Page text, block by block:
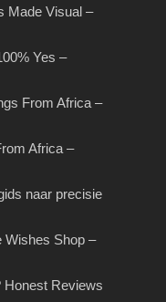
is van
kiezen
–
naar
zo een
–
mee te
is weer
Made Visual –
Yes –
From Africa –
Africa –
naar precisie
Wishes Shop –
Honest Reviews